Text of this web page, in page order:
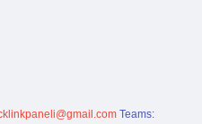
Teams: